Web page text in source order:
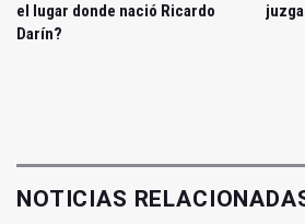
el lugar donde nació Ricardo
Darín?
NOTICIAS